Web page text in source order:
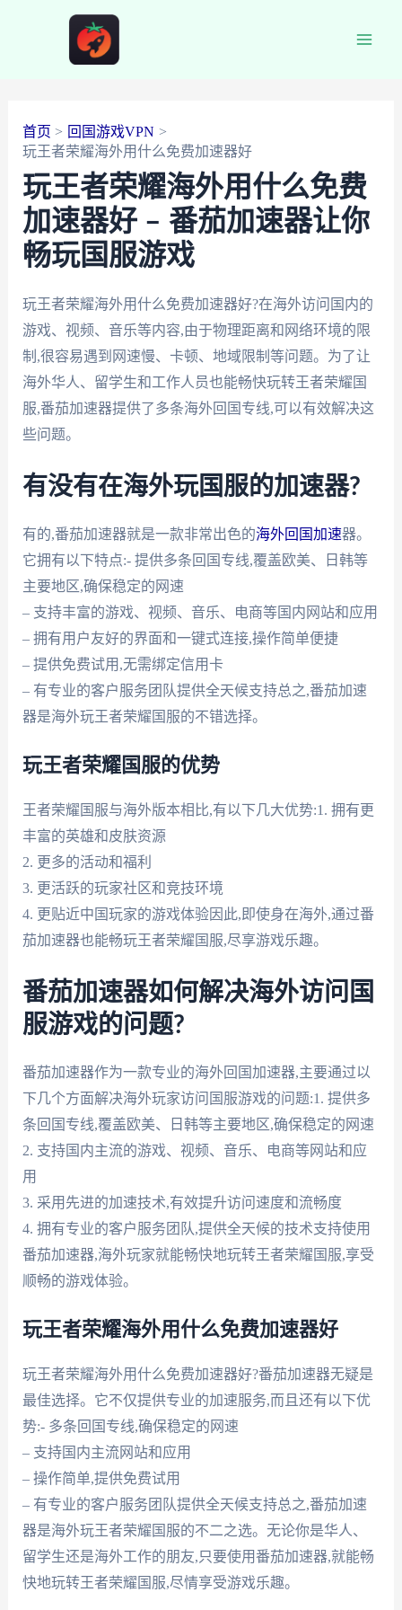
首页
回国游戏VPN
玩王者荣耀海外用什么免费加速器好
玩王者荣耀海外用什么免费
加速器好 – 番茄加速器让你
畅玩国服游戏
玩王者荣耀海外用什么免费加速器好?在海外访问国内的
游戏、视频、音乐等内容,由于物理距离和网络环境的限
制,很容易遇到网速慢、卡顿、地域限制等问题。为了让
海外华人、留学生和工作人员也能畅快玩转王者荣耀国
服,番茄加速器提供了多条海外回国专线,可以有效解决这
些问题。
有没有在海外玩国服的加速器?
有的,番茄加速器就是一款非常出色的海外回国加速器。
它拥有以下特点:- 提供多条回国专线,覆盖欧美、日韩等
主要地区,确保稳定的网速
– 支持丰富的游戏、视频、音乐、电商等国内网站和应用
– 拥有用户友好的界面和一键式连接,操作简单便捷
– 提供免费试用,无需绑定信用卡
– 有专业的客户服务团队提供全天候支持总之,番茄加速
器是海外玩王者荣耀国服的不错选择。
玩王者荣耀国服的优势
王者荣耀国服与海外版本相比,有以下几大优势:1. 拥有更
丰富的英雄和皮肤资源
2. 更多的活动和福利
3. 更活跃的玩家社区和竞技环境
4. 更贴近中国玩家的游戏体验因此,即使身在海外,通过番
茄加速器也能畅玩王者荣耀国服,尽享游戏乐趣。
番茄加速器如何解决海外访问国
服游戏的问题?
番茄加速器作为一款专业的海外回国加速器,主要通过以
下几个方面解决海外玩家访问国服游戏的问题:1. 提供多
条回国专线,覆盖欧美、日韩等主要地区,确保稳定的网速
2. 支持国内主流的游戏、视频、音乐、电商等网站和应
用
3. 采用先进的加速技术,有效提升访问速度和流畅度
4. 拥有专业的客户服务团队,提供全天候的技术支持使用
番茄加速器,海外玩家就能畅快地玩转王者荣耀国服,享受
顺畅的游戏体验。
玩王者荣耀海外用什么免费加速器好
玩王者荣耀海外用什么免费加速器好?番茄加速器无疑是
最佳选择。它不仅提供专业的加速服务,而且还有以下优
势:- 多条回国专线,确保稳定的网速
– 支持国内主流网站和应用
– 操作简单,提供免费试用
– 有专业的客户服务团队提供全天候支持总之,番茄加速
器是海外玩王者荣耀国服的不二之选。无论你是华人、
留学生还是海外工作的朋友,只要使用番茄加速器,就能畅
快地玩转王者荣耀国服,尽情享受游戏乐趣。